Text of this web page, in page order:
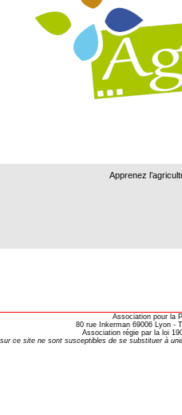
Apprenez
Association pour la
80 rue Inkerman 69006 Lyon -
Association régie par la loi
ce site ne sont susceptibles de se substituer à